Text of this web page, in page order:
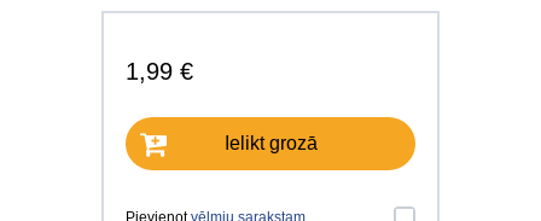
1,99 €
Ielikt grozā
Pievienotvēlmju sarakstam